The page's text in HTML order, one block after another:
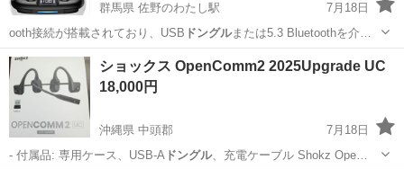
群馬県 佐野のわたし駅
7月18日
ooth接続が搭載されており、USB ドングルまたは5.3 Bluetoothを介…
群馬 高崎市 佐野のわたし駅
ショックス OpenComm2 2025Upgrade UC
18,000円
沖縄県 中頭郡
7月18日
- 付属品: 専用ケース、USB-A ドングル 、充電ケーブル Shokz Ope…